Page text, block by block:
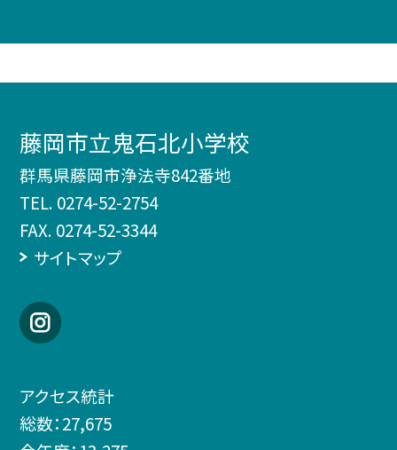
藤岡市立鬼石北小学校
群馬県藤岡市浄法寺842番地
TEL. 0274-52-2754
FAX. 0274-52-3344
サイトマップ
アクセス統計
総数：27,675